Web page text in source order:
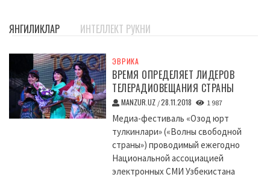
ЯНГИЛИКЛАР ИНТЕЛЛЕКТ РУКНИ
ЭВРИКА
ВРЕМЯ ОПРЕДЕЛЯЕТ ЛИДЕРОВ
ТЕЛЕРАДИОВЕЩАНИЯ СТРАНЫ
MANZUR.UZ /28.11.2018 1 987
Медиа-фестиваль «Озод юрт
тулкинлари» («Волны свободной
страны») проводимый ежегодно
Национальной ассоциацией
электронных СМИ Узбекистана